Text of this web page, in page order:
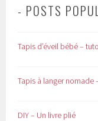
- POSTS
Tapis d’éveil bébé – tuto
Tapis à langer nomade
DIY – Un livre plié